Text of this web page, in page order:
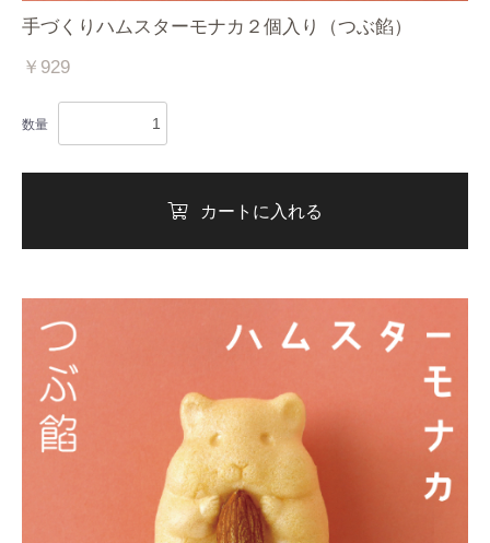
手づくりハムスターモナカ２個入り（つぶ餡）
￥929
数量
カートに入れる